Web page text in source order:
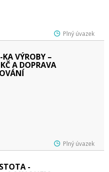
Plný úvazek
VÝROBY –
A DOPRAVA
Plný úvazek
-